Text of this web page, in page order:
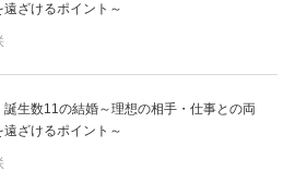
遠ざけるポイント～
誕生数11の結婚～理想の相手・仕事との両
遠ざけるポイント～